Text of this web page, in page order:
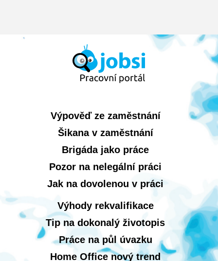
Výpověď ze zaměstnání
Šikana v zaměstnání
Brigáda jako práce
Pozor na nelegální práci
Jak na dovolenou v práci
Výhody rekvalifikace
Tip na dokonalý životopis
Práce na půl úvazku
Home Office nový trend